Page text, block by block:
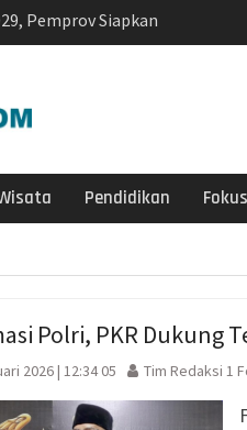
Pemprov Siapkan
Triliun
Demi
SD Negeri 1
CBT Domisili
Kolaborasi
Pendidikan
Polri, PKR Dukung
2026 | 12:34 05 Tim Redaksi 1